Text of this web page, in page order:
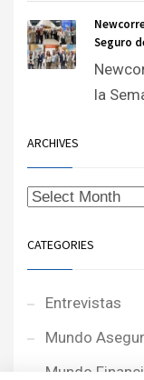
Seguro
la
ARCHIVES
CATEGORIES
Entrevistas
Mundo
Mundo